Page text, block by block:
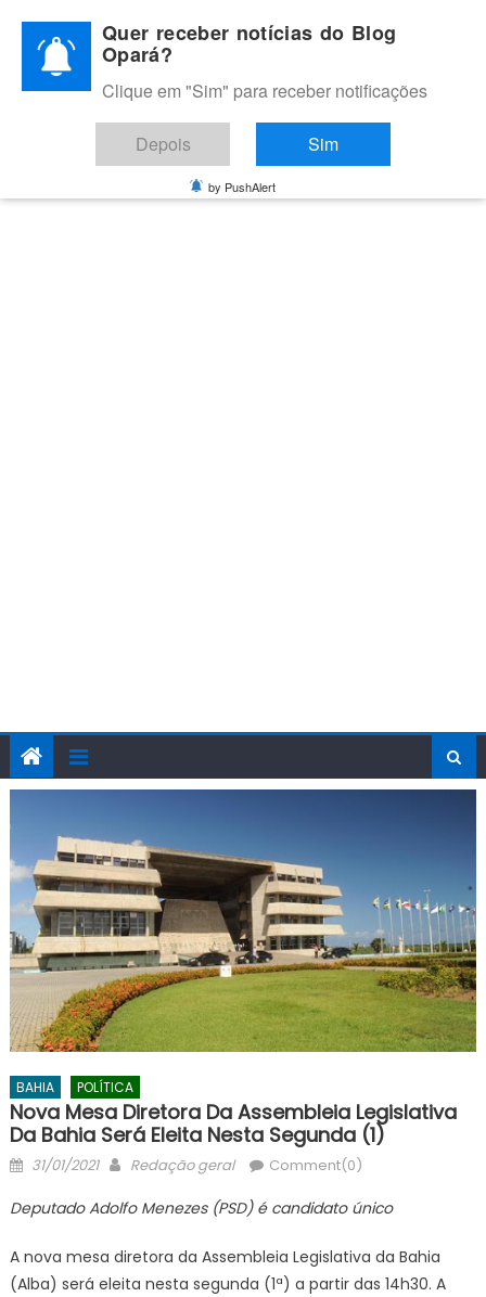
content
BLOG OPARÁ
Melhores notícias de Juazeiro, Petrolina e do Vale do São
Francisco
BAHIA POLÍTICA
Nova Mesa Diretora Da Assembleia Legislativa
Da Bahia Será Eleita Nesta Segunda (1)
Posted
31/01/2021 Author
Redação geral Comment(0)
Deputado Adolfo Menezes (PSD) é candidato único
A nova mesa diretora da Assembleia Legislativa da Bahia
(Alba) será eleita nesta segunda (1ª) a partir das 14h30. A
Quer receber notícias do Blog
Opará?
Clique em "Sim" para receber notificações
Depois Sim
by PushAlert